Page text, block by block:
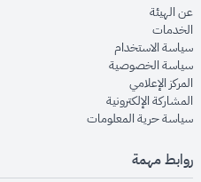
عن الهيئةopens in new window
الخدماتopens in new window
سياسة الاستخدام
سياسة الخصوصيةin new window
المركز الإعلاميopens in new window
المشاركة الإلكترونيةin new window
سياسة حرية المعلوماتin new window
روابط مهمة